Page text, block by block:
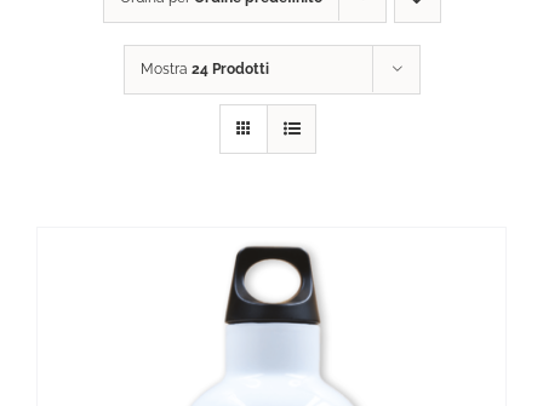
Mostra 24 Prodotti